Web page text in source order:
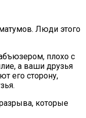
Люди этого
плохо с
а ваши друзья
его сторону,
которые